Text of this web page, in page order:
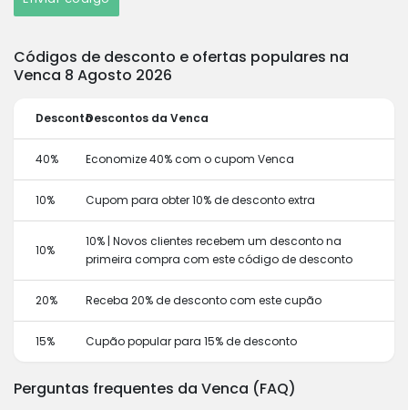
Códigos de desconto e ofertas populares na
Venca 8 Agosto 2026
DescontoDescontos da Venca
40% Economize 40% com o cupom Venca
10% Cupom para obter 10% de desconto extra
10%
10% | Novos clientes recebem um desconto na
primeira compra com este código de desconto
20% Receba 20% de desconto com este cupão
15% Cupão popular para 15% de desconto
Perguntas frequentes da Venca (FAQ)